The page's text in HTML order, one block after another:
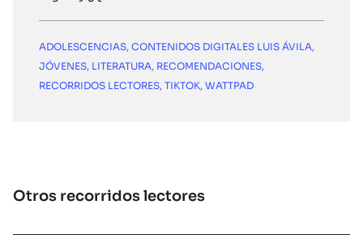
ADOLESCENCIAS, CONTENIDOS DIGITALES LUIS ÁVILA,
JÓVENES, LITERATURA, RECOMENDACIONES,
RECORRIDOS LECTORES, TIKTOK, WATTPAD
Otros recorridos lectores